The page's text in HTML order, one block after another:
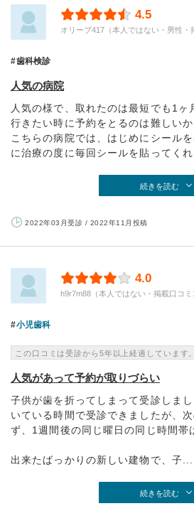
4.5
オリーブ417（本人ではない・男性・
歯科検診
人気の病院
人気の様で、取れたのは最短でも1ヶ
行きたい時に予約をとるのは難しいか
こちらの病院では、はじめにシール
に治療の度に毎回シールを貼ってくれ
続きを読む
2022年03月受診 / 2022年11月投稿
4.0
h9r7m88（本人ではない・掲載口コミ
小児歯科
この口コミは受診から5年以上経過しています。
人気があって予約が取りづらい
子供が歯を折ってしまって受診しま
いている時間で受診できましたが、
ず、1週間後の同じ曜日の同じ時間帯
出来たばっかりの新しい建物で、子...
続きを読む